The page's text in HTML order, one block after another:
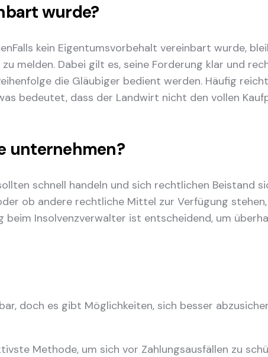
wurde?
Falls kein Eigentumsvorbehalt vereinbart wurde,
melden. Dabei gilt es, seine Forderung klar und
die Gläubiger bedient werden. Häufig
bedeutet, dass der Landwirt nicht den vollen
unternehmen?
schnell handeln und sich rechtlichen Beistand
ob andere rechtliche Mittel zur Verfügung stehen,
Insolvenzverwalter ist entscheidend, um
doch es gibt Möglichkeiten, sich besser
Methode, um sich vor Zahlungsausfällen zu